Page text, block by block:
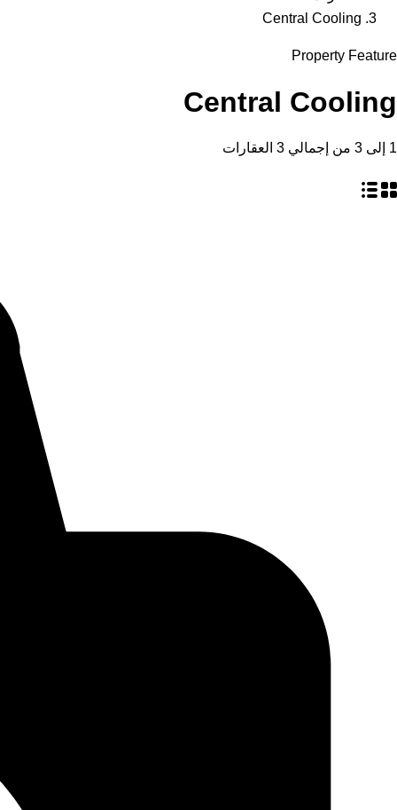
Central Cooling
Property Feature
Central Cooling
1 إلى 3 من إجمالي 3 العقارات